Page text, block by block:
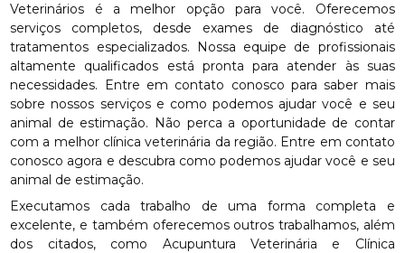
Veterinários é a melhor opção para você. Oferecemos
serviços completos, desde exames de diagnóstico até
tratamentos especializados. Nossa equipe de profissionais
altamente qualificados está pronta para atender às suas
necessidades. Entre em contato conosco para saber mais
sobre nossos serviços e como podemos ajudar você e seu
animal de estimação. Não perca a oportunidade de contar
com a melhor clínica veterinária da região. Entre em contato
conosco agora e descubra como podemos ajudar você e seu
animal de estimação.
Executamos cada trabalho de uma forma completa e
excelente, e também oferecemos outros trabalhamos, além
dos citados, como Acupuntura Veterinária e Clínica